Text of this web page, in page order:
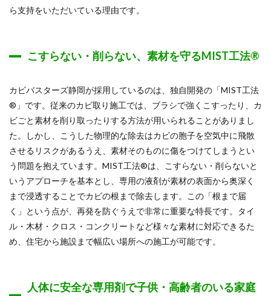
ら支持をいただいている理由です。
こすらない・削らない、素材を守るMIST工法®
カビバスターズ静岡が採用しているのは、独自開発の「MIST工法
®」です。従来のカビ取り施工では、ブラシで強くこすったり、カ
ビごと素材を削り取ったりする方法が用いられることがありまし
た。しかし、こうした物理的な除去はカビの胞子を空気中に飛散
させるリスクがあるうえ、素材そのものに傷をつけてしまうとい
う問題を抱えています。MIST工法®は、こすらない・削らないと
いうアプローチを基本とし、専用の液剤が素材の表面から奥深く
まで浸透することでカビの根まで除去します。この「根まで届
く」という点が、再発を防ぐうえで非常に重要な特長です。タイ
ル・木材・クロス・コンクリートなど様々な素材に対応できるた
め、住宅から施設まで幅広い場所への施工が可能です。
人体に安全な専用剤で子供・高齢者のいる家庭